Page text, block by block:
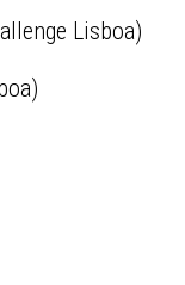
Lisboa)